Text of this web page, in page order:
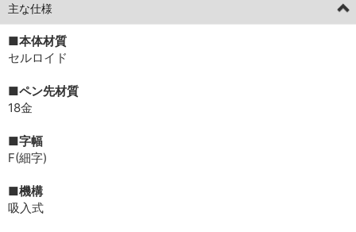
主な仕様
■本体材質
セルロイド
■ペン先材質
18金
■字幅
F(細字)
■機構
吸入式